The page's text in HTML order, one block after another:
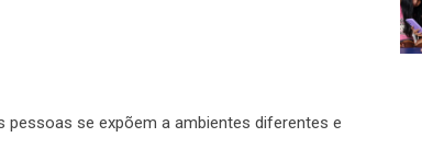
pessoas se expõem a ambientes diferentes e